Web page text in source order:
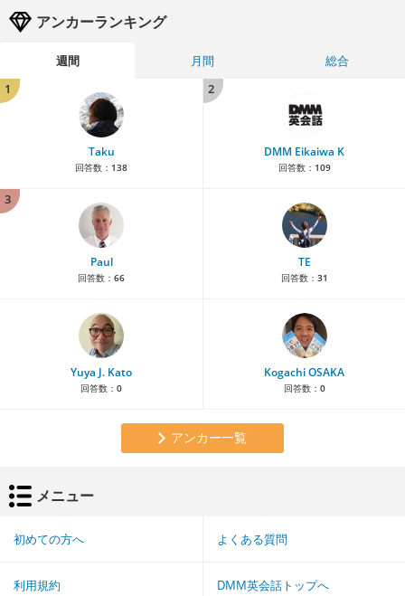
アンカーランキング
週間 月間
総合
1
Taku
回答数： 138
2
DMM Eikaiwa K
回答数： 109
3
Paul
回答数： 66
TE
回答数： 31
Yuya J. Kato
回答数： 0
Kogachi OSAKA
回答数： 0
アンカー一覧
メニュー
初めての方へ よくある質問
利用規約 DMM英会話トップへ